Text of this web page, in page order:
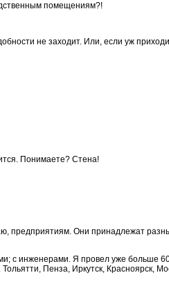
помещениям?!
не заходит. Или, если уж
Понимаете? Стена!
предприятиям. Они принадлежат
с инженерами. Я провел уже больше
Пенза, Иркутск, Красноярск,